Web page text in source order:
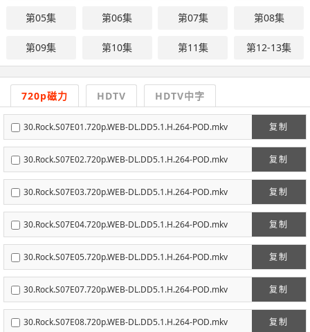
第05集 第06集 第07集 第08集
第09集 第10集 第11集 第12-13集
720p磁力 HDTV HDTV中字
复制
30.Rock.S07E01.720p.WEB-DL.DD5.1.H.264-POD.mkv
复制
30.Rock.S07E02.720p.WEB-DL.DD5.1.H.264-POD.mkv
复制
30.Rock.S07E03.720p.WEB-DL.DD5.1.H.264-POD.mkv
复制
30.Rock.S07E04.720p.WEB-DL.DD5.1.H.264-POD.mkv
复制
30.Rock.S07E05.720p.WEB-DL.DD5.1.H.264-POD.mkv
复制
30.Rock.S07E07.720p.WEB-DL.DD5.1.H.264-POD.mkv
复制
30.Rock.S07E08.720p.WEB-DL.DD5.1.H.264-POD.mkv